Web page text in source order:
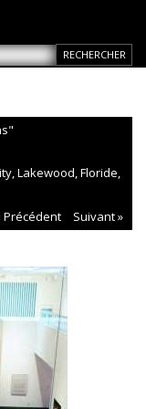
Lakewood, Floride,
Précédent
Suivant »